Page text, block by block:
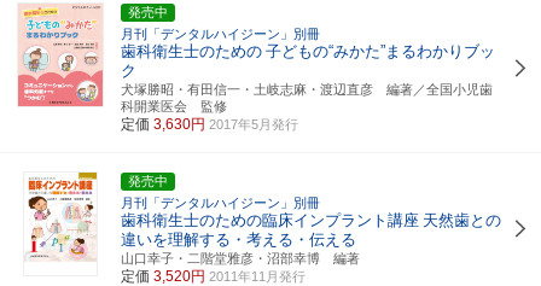
発売中
月刊「デンタルハイジーン」別冊
歯科衛生士のための 子どもの“みかた”まるわかりブッ
ク
犬塚勝昭・有田信一・土岐志麻・渡辺直彦 編著／全国小児歯
科開業医会 監修
定価 3,630円 2017年5月発行
発売中
月刊「デンタルハイジーン」別冊
歯科衛生士のための臨床インプラント講座 天然歯との
違いを理解する・考える・伝える
山口幸子・二階堂雅彦・沼部幸博 編著
定価 3,520円 2011年11月発行